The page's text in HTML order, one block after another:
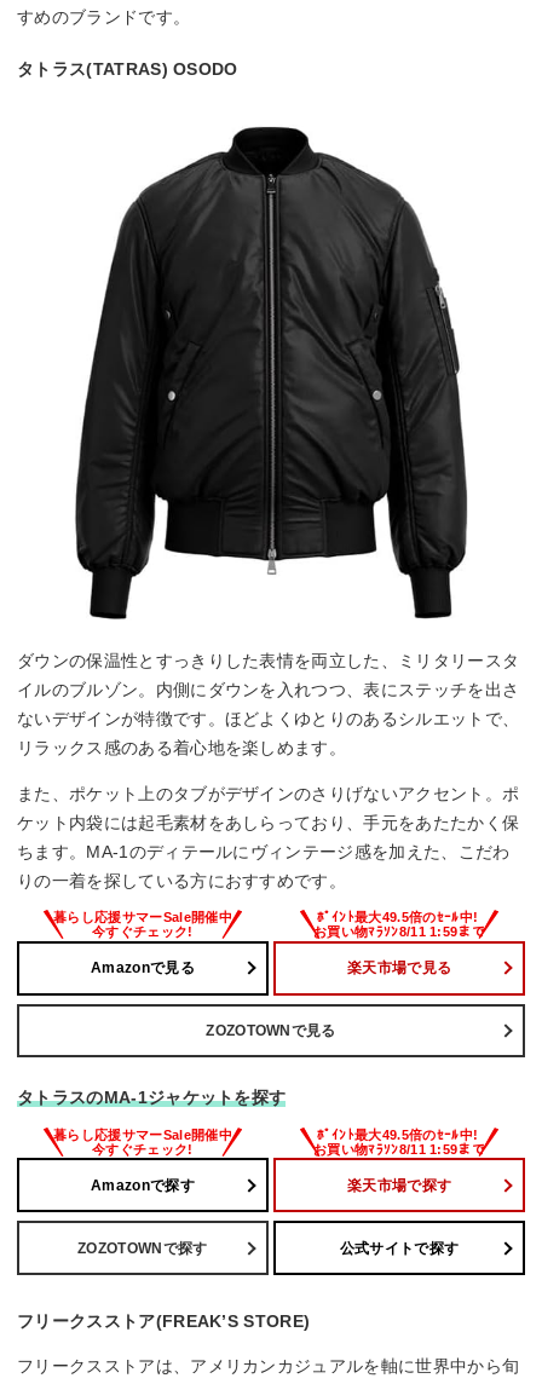
すめのブランドです。
タトラス(TATRAS) OSODO
ダウンの保温性とすっきりした表情を両立した、ミリタリースタ
イルのブルゾン。内側にダウンを入れつつ、表にステッチを出さ
ないデザインが特徴です。ほどよくゆとりのあるシルエットで、
リラックス感のある着心地を楽しめます。
また、ポケット上のタブがデザインのさりげないアクセント。ポ
ケット内袋には起毛素材をあしらっており、手元をあたたかく保
ちます。MA-1のディテールにヴィンテージ感を加えた、こだわ
りの一着を探している方におすすめです。
Amazonで見る 楽天市場で見る
ZOZOTOWNで見る
タトラスのMA-1ジャケットを探す
Amazonで探す 楽天市場で探す
ZOZOTOWNで探す 公式サイトで探す
フリークスストア(FREAK’S STORE)
フリークスストアは、アメリカンカジュアルを軸に世界中から旬